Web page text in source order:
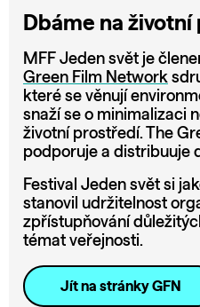
Dbáme na
MFF Jeden svět je
Green Film Network
které se věnují
snaží se o minimalizaci
životní prostředí. The
podporuje a distribuuje
Festival Jeden svět si
stanovil udržitelnost
zpřístupňování
témat veřejnosti.
Jít na stránky GFN